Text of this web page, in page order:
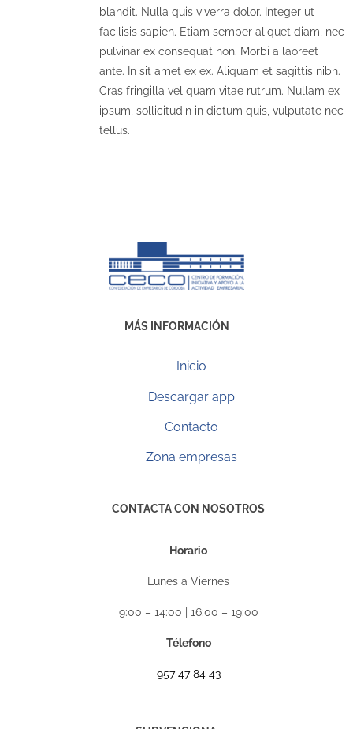
blandit. Nulla quis viverra dolor. Integer ut
facilisis sapien. Etiam semper aliquet diam, nec
pulvinar ex consequat non. Morbi a laoreet
ante. In sit amet ex ex. Aliquam et sagittis nibh.
Cras fringilla vel quam vitae rutrum. Nullam ex
ipsum, sollicitudin in dictum quis, vulputate nec
tellus.
MÁS INFORMACIÓN
Inicio
Descargar app
Contacto
Zona empresas
CONTACTA CON NOSOTROS
Horario
Lunes a Viernes
9:00 – 14:00 | 16:00 – 19:00
Télefono
957 47 84 43